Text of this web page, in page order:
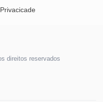
direitos reservados